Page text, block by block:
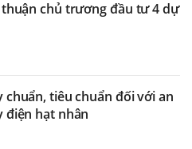
thuận chủ trương đầu tư 4 dự
chuẩn, tiêu chuẩn đối với an
điện hạt nhân